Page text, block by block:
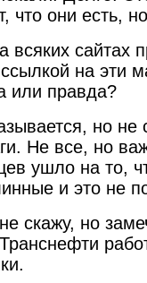
что они есть,
всяких сайтах
на эти
или правда?
но не
Не все, но
ушло на то,
и это не
скажу, но